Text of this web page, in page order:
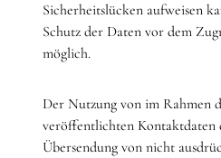
Sicherheitslücken aufweisen
Schutz der Daten vor dem
möglich.
Der Nutzung von im Rahmen
veröffentlichten
Übersendung von nicht